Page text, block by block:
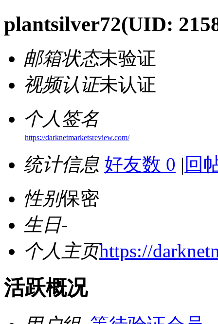
plantsilver72(UID:
邮箱状态未验证
视频认证未认证
个人签名
https://darknetmarketsreview.com/
统计信息 好友数 0 | 回
性别保密
生日-
个人主页https://
活跃概况